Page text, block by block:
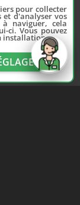
pour collecter
d'analyser vos
naviguer, cela
ci. Vous pouvez
installation.